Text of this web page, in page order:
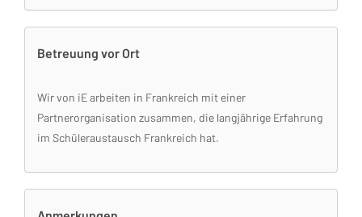
Betreuung vor Ort
Wir von iE arbeiten in Frankreich mit einer
Partnerorganisation zusammen, die langjährige Erfahrung
im Schüleraustausch Frankreich hat.